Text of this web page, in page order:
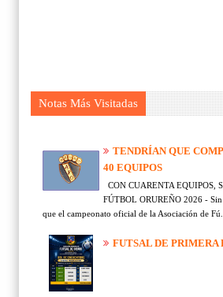
Notas Más Visitadas
TENDRÍAN QUE
40 EQUIPOS
CON CUARENTA EQUIPOS,
FÚTBOL ORUREÑO 2026 -
que el campeonato oficial de la Asociación de Fú...
FUTSAL DE PRIMERA